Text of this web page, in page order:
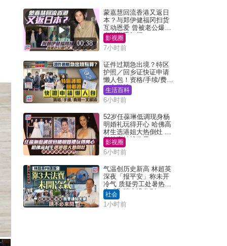
00:38
蒙嘉慧回流香港又返日
本？与郑伊健福冈扫货
互动恩爱 曾被老公爆在
当地游手好闲
影视圈
7小时前
证件过期急出境？特区
护照／回乡证快证申请
懒人包！资格/手续/费用
一文睇清
生活百科
6小时前
52岁任葆琳低调现身杨
明婚礼玩得开心 哈佛高
材生选港姐大热倒灶 息
影从商转战政界
影视圈
6小时前
气温创历史新高 林超英
深夜「报平安」称未开
冷气 质疑劳工处暑热警
告「取消也没分别」
社会
1小时前